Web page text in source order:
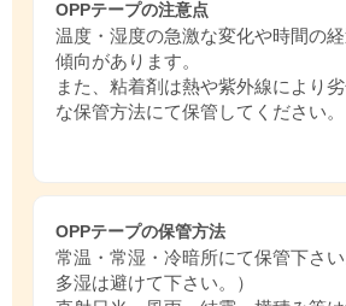
OPPテープの注意点
温度・湿度の急激な変化や時間の
傾向があります。
また、粘着剤は熱や紫外線により
な保管方法にて保管してください。
OPPテープの保管方法
常温・常湿・冷暗所にて保管下さい
多湿は避けて下さい。）